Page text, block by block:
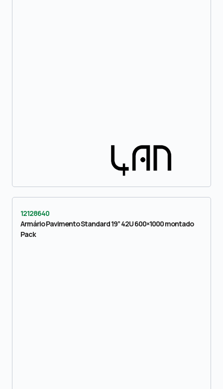
12128640
Armário Pavimento Standard 19” 42U 600×1000 montado
Pack